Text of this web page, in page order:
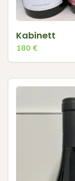
Kabinett
180 €